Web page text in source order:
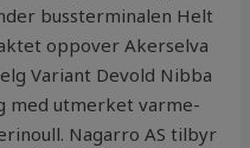
bussterminalen Helt
oppover Akerselva
Variant Devold Nibba
med utmerket varme-
Nagarro AS tilbyr